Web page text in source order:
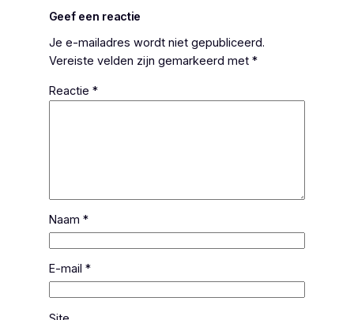
Geef een reactie
Je e-mailadres wordt niet gepubliceerd.
Vereiste velden zijn gemarkeerd met *
Reactie *
Naam *
E-mail *